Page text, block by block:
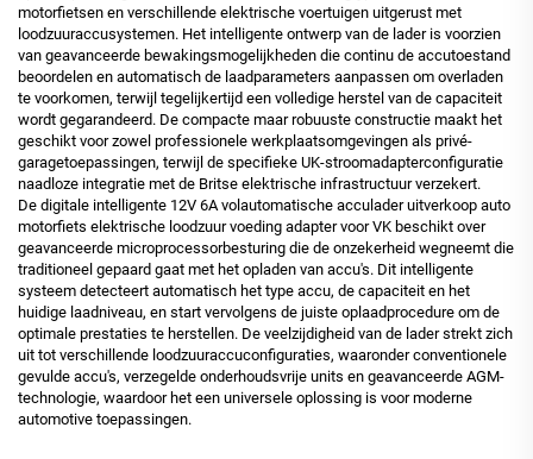
motorfietsen en verschillende elektrische voertuigen uitgerust met
loodzuuraccusystemen. Het intelligente ontwerp van de lader is voorzien
van geavanceerde bewakingsmogelijkheden die continu de accutoestand
beoordelen en automatisch de laadparameters aanpassen om overladen
te voorkomen, terwijl tegelijkertijd een volledige herstel van de capaciteit
wordt gegarandeerd. De compacte maar robuuste constructie maakt het
geschikt voor zowel professionele werkplaatsomgevingen als privé-
garagetoepassingen, terwijl de specifieke UK-stroomadapterconfiguratie
naadloze integratie met de Britse elektrische infrastructuur verzekert.
De digitale intelligente 12V 6A volautomatische acculader uitverkoop auto
motorfiets elektrische loodzuur voeding adapter voor VK beschikt over
geavanceerde microprocessorbesturing die de onzekerheid wegneemt die
traditioneel gepaard gaat met het opladen van accu's. Dit intelligente
systeem detecteert automatisch het type accu, de capaciteit en het
huidige laadniveau, en start vervolgens de juiste oplaadprocedure om de
optimale prestaties te herstellen. De veelzijdigheid van de lader strekt zich
uit tot verschillende loodzuuraccuconfiguraties, waaronder conventionele
gevulde accu's, verzegelde onderhoudsvrije units en geavanceerde AGM-
technologie, waardoor het een universele oplossing is voor moderne
automotive toepassingen.